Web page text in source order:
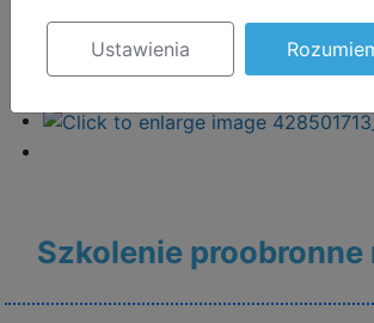
Szkolenie
Ustawienia